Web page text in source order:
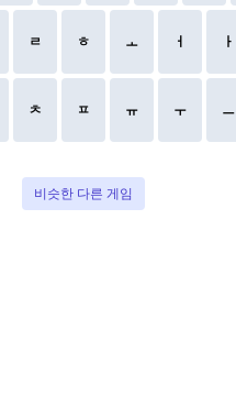
ㄹ ㅎ ㅗ ㅓ ㅏ
ㅊ ㅍ ㅠ ㅜ ㅡ
비슷한 다른 게임